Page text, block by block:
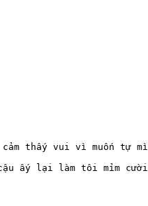
thấy vui vì muốn tự
cậu ấy lại làm tôi mỉm